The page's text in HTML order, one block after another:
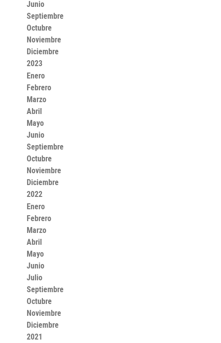
Junio
Septiembre
Octubre
Noviembre
Diciembre
2023
Enero
Febrero
Marzo
Abril
Mayo
Junio
Septiembre
Octubre
Noviembre
Diciembre
2022
Enero
Febrero
Marzo
Abril
Mayo
Junio
Julio
Septiembre
Octubre
Noviembre
Diciembre
2021